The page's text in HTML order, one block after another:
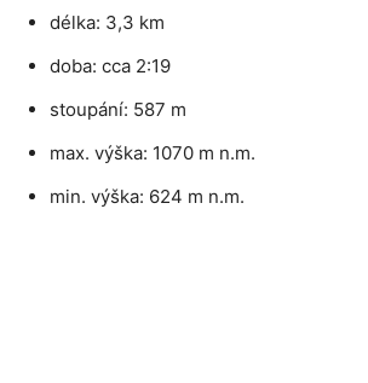
délka: 3,3 km
doba: cca 2:19
stoupání: 587 m
max. výška: 1070 m n.m.
min. výška: 624 m n.m.